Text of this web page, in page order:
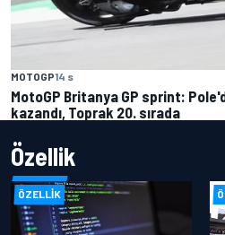
MOTOGP14 s
MotoGP Britanya GP sprint:
kazandı, Toprak 20. sırada
Özellik
ÖZELLIK